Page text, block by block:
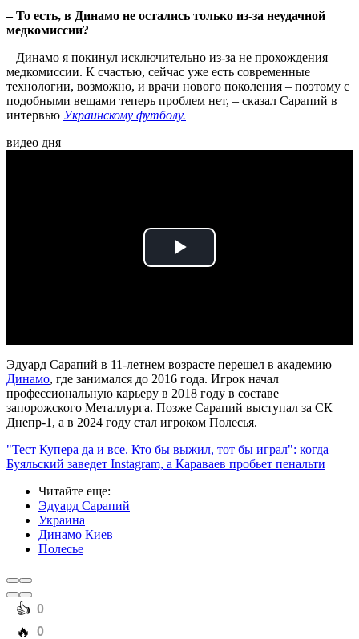
–То есть, в Динамо не остались только из-за неудачной
медкомиссии?
– Динамо я покинул исключительно из-за не прохождения
медкомиссии. К счастью, сейчас уже есть современные
технологии, возможно, и врачи нового поколения – поэтому с
подобными вещами теперь проблем нет, – сказал Сарапий в
интервью Украинскому футболу.
видео дня
Play
Эдуард Сарапий в 11-летнем возрасте перешел в академию
Динамо, где занимался до 2016 года. Игрок начал
профессиональную карьеру в 2018 году в составе
запорожского Металлурга. Позже Сарапий выступал за СК
Днепр-1, а в 2024 году стал игроком Полесья.
"Тест Купера да и все. Кто бы выжил, тот бы играл": когда
Буяльский заведет Instagram, а Караваев пробьет пенальти
Читайте еще:
Эдуард Сарапий
Украина
Динамо Киев
Полесье
️👍 0
️🔥 0